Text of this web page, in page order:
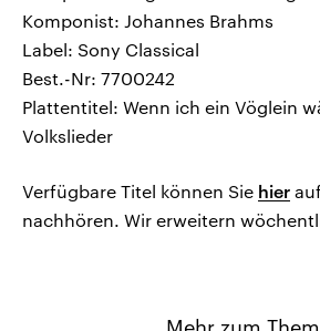
Komponist: Johannes Brahms
Label: Sony Classical
Best.-Nr: 7700242
Plattentitel: Wenn ich ein Vöglein
Volkslieder
Verfügbare Titel können Sie hier
nachhören. Wir erweitern